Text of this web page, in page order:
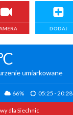
DODAJ
umiarkowane
66% 05:25 - 20:28
dla Siechnic